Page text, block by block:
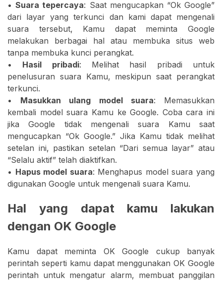
•Suara tepercaya: Saat mengucapkan “Ok Google”
dari layar yang terkunci dan kami dapat mengenali
suara tersebut, Kamu dapat meminta Google
melakukan berbagai hal atau membuka situs web
tanpa membuka kunci perangkat.
• Hasil pribadi: Melihat hasil pribadi untuk
penelusuran suara Kamu, meskipun saat perangkat
terkunci.
• Masukkan ulang model suara: Memasukkan
kembali model suara Kamu ke Google. Coba cara ini
jika Google tidak mengenali suara Kamu saat
mengucapkan “Ok Google.” Jika Kamu tidak melihat
setelan ini, pastikan setelan “Dari semua layar” atau
“Selalu aktif” telah diaktifkan.
• Hapus model suara: Menghapus model suara yang
digunakan Google untuk mengenali suara Kamu.
Hal yang dapat kamu lakukan
dengan OK Google
Kamu dapat meminta OK Google cukup banyak
perintah seperti kamu dapat menggunakan OK Google
perintah untuk mengatur alarm, membuat panggilan